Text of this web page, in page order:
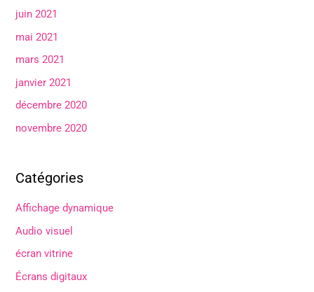
juin 2021
mai 2021
mars 2021
janvier 2021
décembre 2020
novembre 2020
Catégories
Affichage dynamique
Audio visuel
écran vitrine
Écrans digitaux